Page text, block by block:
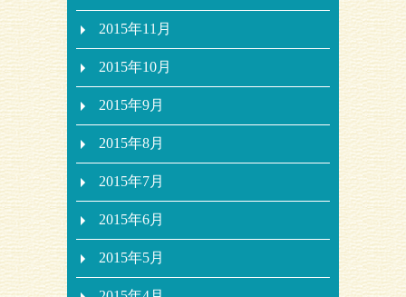
2015年11月
2015年10月
2015年9月
2015年8月
2015年7月
2015年6月
2015年5月